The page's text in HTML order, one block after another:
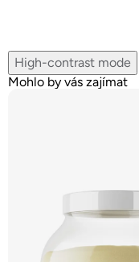
High-contrast mode
Mohlo by vás zajímat